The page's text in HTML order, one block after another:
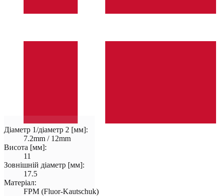
Діаметр 1/діаметр 2 [мм]:
7.2mm / 12mm
Висота [мм]:
11
Зовнішній діаметр [мм]:
17.5
Матеріал:
FPM (Fluor-Kautschuk)